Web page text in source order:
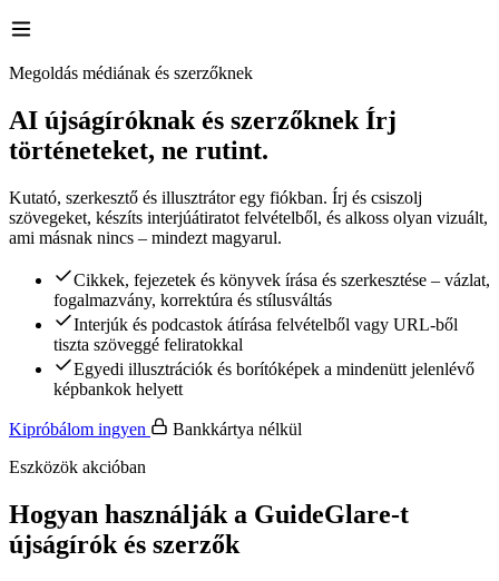
Megoldás médiának és szerzőknek
AI újságíróknak és szerzőknek Írj
történeteket, ne rutint.
Kutató, szerkesztő és illusztrátor egy fiókban. Írj és csiszolj
szövegeket, készíts interjúátiratot felvételből, és alkoss olyan vizuált,
ami másnak nincs – mindezt magyarul.
Cikkek, fejezetek és könyvek írása és szerkesztése – vázlat,
fogalmazvány, korrektúra és stílusváltás
Interjúk és podcastok átírása felvételből vagy URL-ből
tiszta szöveggé feliratokkal
Egyedi illusztrációk és borítóképek a mindenütt jelenlévő
képbankok helyett
Kipróbálom ingyen
Bankkártya nélkül
Eszközök akcióban
Hogyan használják a GuideGlare-t
újságírók és szerzők